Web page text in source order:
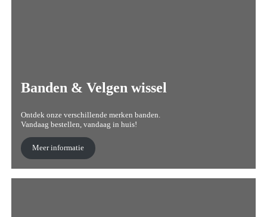
Banden & Velgen wissel
Ontdek onze verschillende merken banden.
Vandaag bestellen, vandaag in huis!
Meer informatie